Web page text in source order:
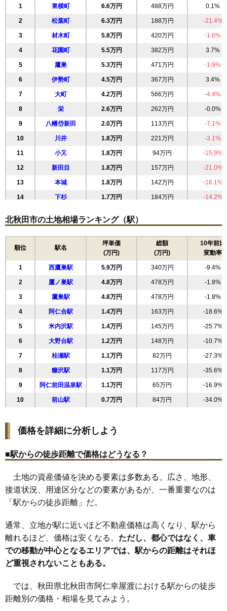
1 東横町 6.6万円 488万円 0.1%
2 松葉町 6.3万円 188万円 -21.4%
3 材木町 5.8万円 420万円 -1.6%
4 花園町 5.5万円 382万円 3.7%
5 鷹巣 5.3万円 471万円 -1.9%
6 伊勢町 4.5万円 367万円 3.4%
7 大町 4.2万円 566万円 -4.4%
8 栄 2.6万円 262万円 -0.0%
9 八幡岱新田 2.0万円 113万円 -7.1%
10 川井 1.8万円 221万円 -3.1%
11 小又 1.8万円 94万円 -15.9%
12 新田目 1.8万円 157万円 -21.0%
13 本城 1.8万円 142万円 -16.1%
14 下杉 1.7万円 184万円 -14.2%
16 綴子 1.3万円 130万円 -29.5%
1.3万円 133万円 -21.0%
1.3万円 135万円 -12.1%
19 上杉 1.1万円 143万円 -10.2%
20 阿仁水無 1.1万円 197万円 -21.3%
21 浦田 1.0万円 180万円 -20.3%
22 阿仁前田 1.0万円 62万円 -22.7%
23 阿仁比立内 0.9万円 220万円 -10.5%
24 羽根山 0.8万円 106万円 -31.5%
25 今泉 0.7万円 107万円 -34.3%
26 七日市 0.6万円 63万円 -42.5%
27 三里 0.5万円 103万円 -20.9%
北秋田市の土地相場ランキング（駅）
順位 駅名
坪単価
(万円)
総額
(万円)
10年前比
変動率
1 西鷹巣駅 5.9万円 340万円 -9.4%
2 鷹ノ巣駅 4.8万円 478万円 -1.8%
3 鷹巣駅 4.8万円 478万円 -1.8%
4 阿仁合駅 1.4万円 163万円 -18.6%
5 米内沢駅 1.4万円 145万円 -25.7%
6 大野台駅 1.2万円 148万円 -10.7%
7 桂瀬駅 1.1万円 82万円 -27.3%
8 糠沢駅 1.1万円 117万円 -35.6%
9 阿仁前田温泉駅 1.1万円 65万円 -16.9%
10 前山駅 0.7万円 84万円 -34.0%
価格を詳細に分析しよう
■駅からの徒歩距離で価格はどうなる？
土地の資産価値を決める要素は多数ある。広さ、地形、
接道状況、用途区分などの要素があるが、一番重要なのは
「駅からの徒歩距離」だ。
通常、立地が駅に近いほど不動産価格は高くなり、駅から
離れるほど、価格は安くなる。 ただし、都心ではなく、車
での移動が中心となるエリアでは、駅からの距離はそれほ
ど重視されないこともある。
では、秋田県北秋田市阿仁幸屋渡における駅からの徒歩
距離別の価格・相場を見てみよう。